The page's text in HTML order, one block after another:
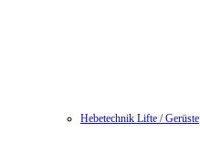
Hebetechnik Lifte / Gerüste